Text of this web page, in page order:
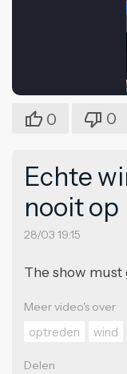
0 0
Echte
nooit op
28/03 19:15
The show must
Meer video's over
optreden
wind
Delen